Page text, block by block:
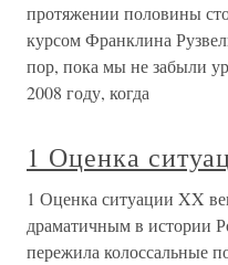
протяжении половины
курсом Франклина
пор, пока мы не забыли
2008 году, когда
1 Оценка
1 Оценка ситуации XX
драматичным в истории
пережила колоссальные